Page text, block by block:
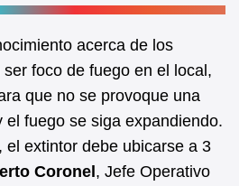
acerca de los
foco de fuego en el local,
que no se provoque una
el fuego se siga expandiendo.
el extintor debe ubicarse a 3
Coronel, Jefe Operativo